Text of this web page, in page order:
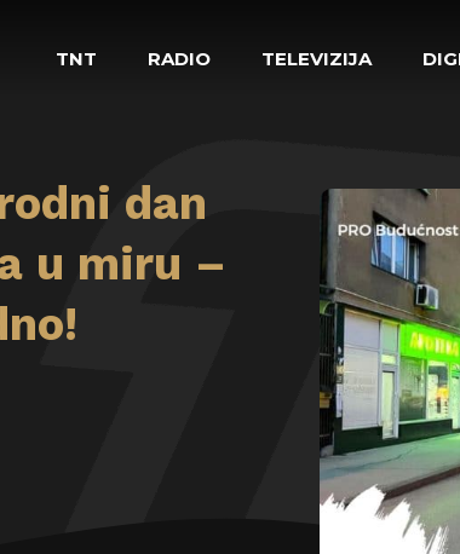
TNT RADIO TELEVIZIJA
dan
u miru –